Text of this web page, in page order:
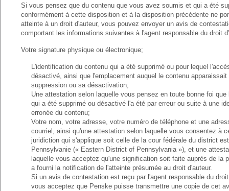
Si vous pensez que du contenu que vous avez soumis et qui a été
conformément à cette disposition et à la disposition précédente ne
atteinte à un droit d'auteur, vous pouvez envoyer un avis de
comportant les informations suivantes à l'agent responsable du droit
Votre signature physique ou électronique;
L'identification du contenu qui a été supprimé ou pour lequel
désactivé, ainsi que l'emplacement auquel le contenu
suppression ou sa désactivation;
Une attestation selon laquelle vous pensez en toute bonne foi que
qui a été supprimé ou désactivé l'a été par erreur ou suite à une
erronée du contenu;
Votre nom, votre adresse, votre numéro de téléphone et une
courriel, ainsi qu'une attestation selon laquelle vous consentez à
juridiction qui s'applique soit celle de la cour fédérale du district
Pennsylvanie (« Eastern District of Pennsylvania »), et une
laquelle vous acceptez qu'une signification soit faite auprès de la
a fourni la notification de l'atteinte présumée au droit d'auteur.
Si un avis de contestation est reçu par l'agent responsable du
vous acceptez que Penske puisse transmettre une copie de cet